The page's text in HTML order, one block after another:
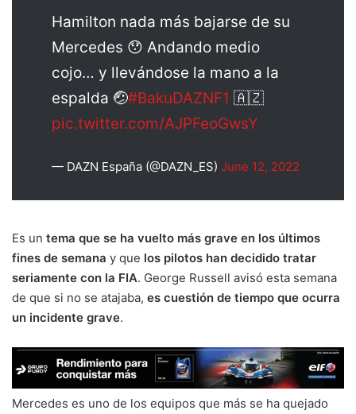
Hamilton nada más bajarse de su
Mercedes 😯 Andando medio
cojo… y llevándose la mano a la
espalda 🤕#BakuDAZNF1 🇦🇿
pic.twitter.com/AJPFeoGwsY
— DAZN España (@DAZN_ES) June 12, 2022
Es un tema que se ha vuelto más grave en los últimos
fines de semana y que los pilotos han decidido tratar
seriamente con la FIA. George Russell avisó esta semana
de que si no se atajaba, es cuestión de tiempo que ocurra
un incidente grave.
Mercedes es uno de los equipos que más se ha quejado